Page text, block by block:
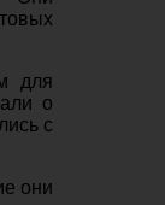
для
о
с
они